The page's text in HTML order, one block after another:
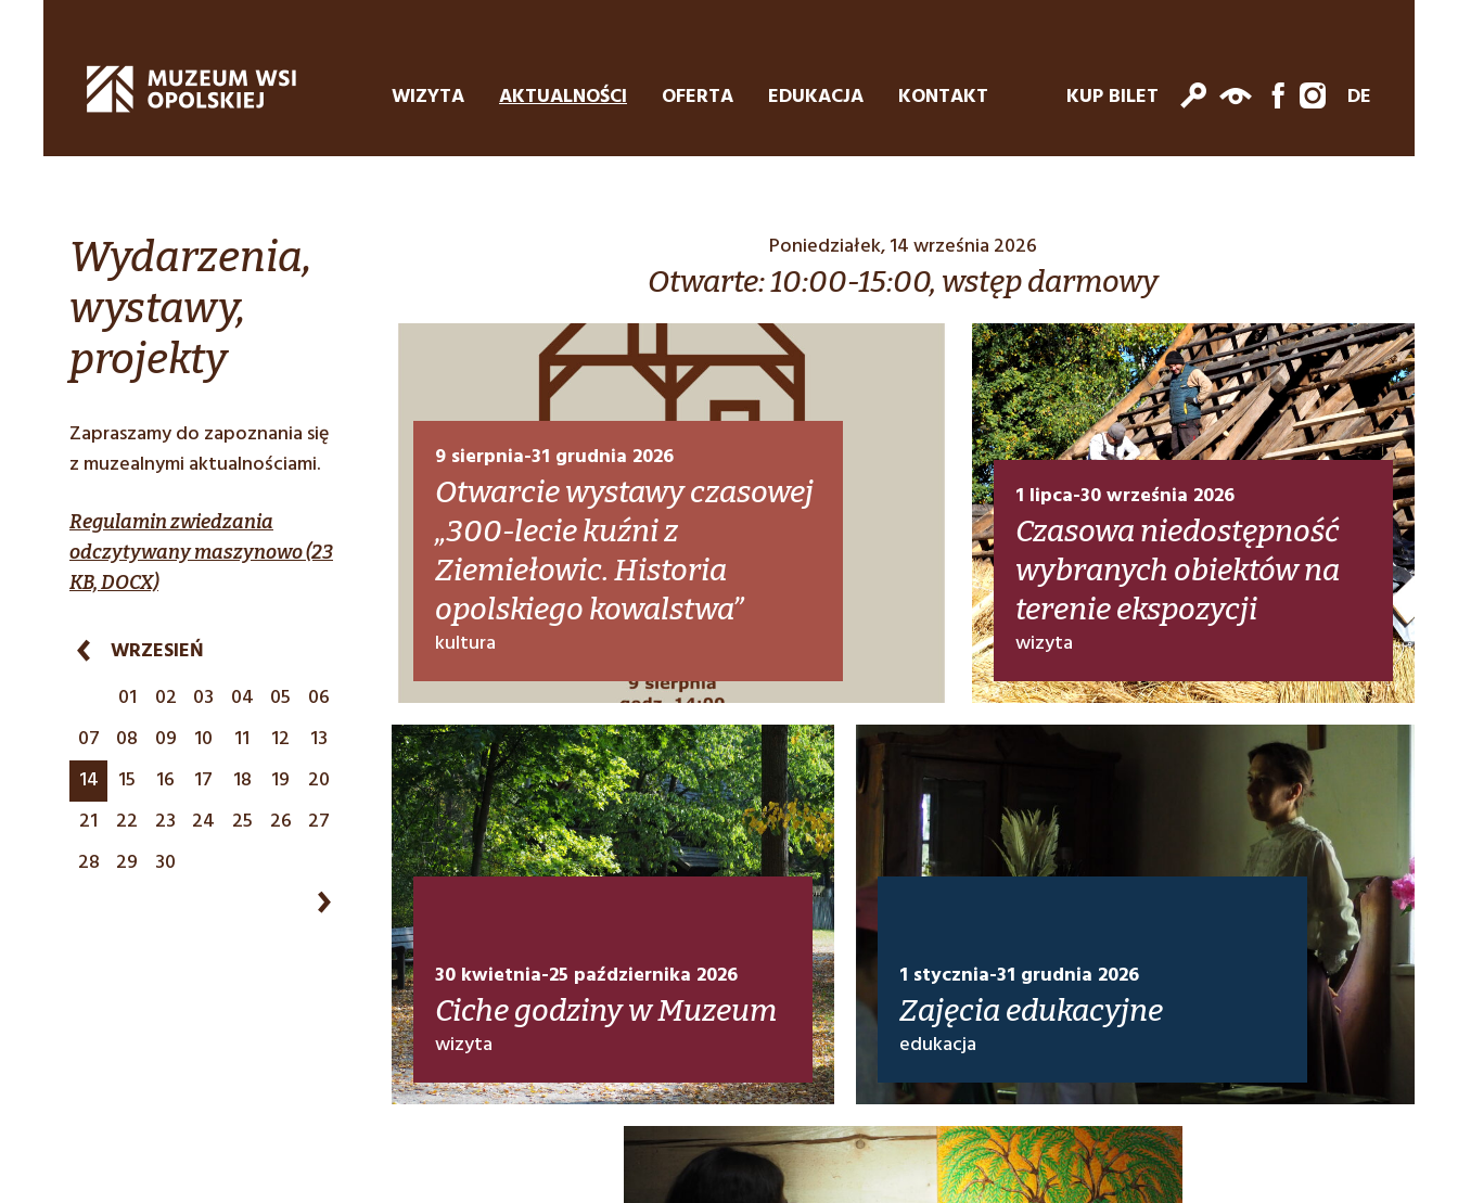
WIZYTA AKTUALNOŚCI OFERTA EDUKACJA KONTAKT KUP BILET DE
Wydarzenia,
wystawy,
projekty
Zapraszamy do zapoznania się
z muzealnymi aktualnościami.
Regulamin zwiedzania
odczytywany maszynowo (23
KB, DOCX)
WRZESIEŃ
01
02 03 04 05
06
07 08 09 10 11 12
13
14
15 16 17 18 19
20
21
22 23 24 25 26 27
28 29 30
Poniedziałek, 14 września 2026
Otwarte: 10:00-15:00, wstęp darmowy
9 sierpnia-31 grudnia 2026
Otwarcie wystawy czasowej
„300-lecie kuźni z
Ziemiełowic. Historia
opolskiego kowalstwa”
kultura
1 lipca-30 września 2026
Czasowa niedostępność
wybranych obiektów na
terenie ekspozycji
wizyta
30 kwietnia-25 października 2026
Ciche godziny w Muzeum
wizyta
1 stycznia-31 grudnia 2026
Zajęcia edukacyjne
edukacja